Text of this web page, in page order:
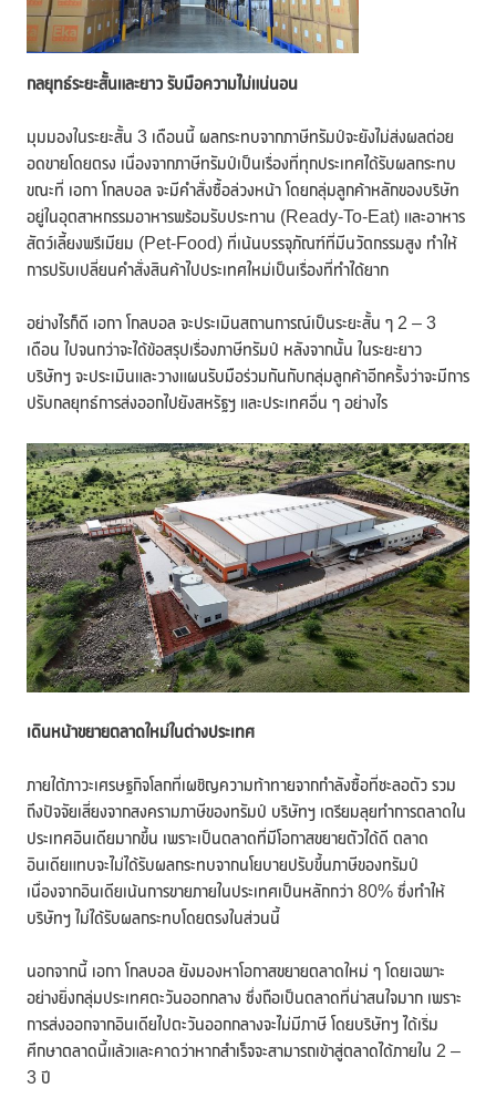
กลยุทธ์ระยะสั้นและยาว รับมือความไม่แน่นอน
มุมมองในระยะสั้น 3 เดือนนี้ ผลกระทบจากภาษีทรัมป์จะยังไม่ส่งผลต่อย
อดขายโดยตรง เนื่องจากภาษีทรัมป์เป็นเรื่องที่ทุกประเทศได้รับผลกระทบ
ขณะที่ เอกา โกลบอล จะมีคำสั่งซื้อล่วงหน้า โดยกลุ่มลูกค้าหลักของบริษัท
อยู่ในอุตสาหกรรมอาหารพร้อมรับประทาน (Ready-To-Eat) และอาหาร
สัตว์เลี้ยงพรีเมียม (Pet-Food) ที่เน้นบรรจุภัณฑ์ที่มีนวัตกรรมสูง ทำให้
การปรับเปลี่ยนคำสั่งสินค้าไปประเทศใหม่เป็นเรื่องที่ทำได้ยาก
อย่างไรก็ดี เอกา โกลบอล จะประเมินสถานการณ์เป็นระยะสั้น ๆ 2 – 3
เดือน ไปจนกว่าจะได้ข้อสรุปเรื่องภาษีทรัมป์ หลังจากนั้น ในระยะยาว
บริษัทฯ จะประเมินและวางแผนรับมือร่วมกันกับกลุ่มลูกค้าอีกครั้งว่าจะมีการ
ปรับกลยุทธ์การส่งออกไปยังสหรัฐฯ และประเทศอื่น ๆ อย่างไร
เดินหน้าขยายตลาดใหม่ในต่างประเทศ
ภายใต้ภาวะเศรษฐกิจโลกที่เผชิญความท้าทายจากกำลังซื้อที่ชะลอตัว รวม
ถึงปัจจัยเสี่ยงจากสงครามภาษีของทรัมป์ บริษัทฯ เตรียมลุยทำการตลาดใน
ประเทศอินเดียมากขึ้น เพราะเป็นตลาดที่มีโอกาสขยายตัวได้ดี ตลาด
อินเดียแทบจะไม่ได้รับผลกระทบจากนโยบายปรับขึ้นภาษีของทรัมป์
เนื่องจากอินเดียเน้นการขายภายในประเทศเป็นหลักกว่า 80% ซึ่งทำให้
บริษัทฯ ไม่ได้รับผลกระทบโดยตรงในส่วนนี้
นอกจากนี้ เอกา โกลบอล ยังมองหาโอกาสขยายตลาดใหม่ ๆ โดยเฉพาะ
อย่างยิ่งกลุ่มประเทศตะวันออกกลาง ซึ่งถือเป็นตลาดที่น่าสนใจมาก เพราะ
การส่งออกจากอินเดียไปตะวันออกกลางจะไม่มีภาษี โดยบริษัทฯ ได้เริ่ม
ศึกษาตลาดนี้แล้วและคาดว่าหากสำเร็จจะสามารถเข้าสู่ตลาดได้ภายใน 2 –
3 ปี